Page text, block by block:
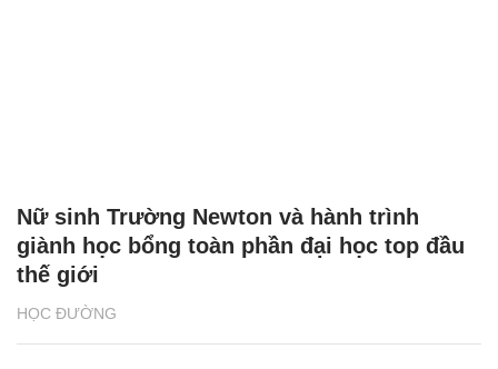
HỌC ĐƯỜNG
Nữ sinh Trường Newton và hành trình
giành học bổng toàn phần đại học top đầu
thế giới